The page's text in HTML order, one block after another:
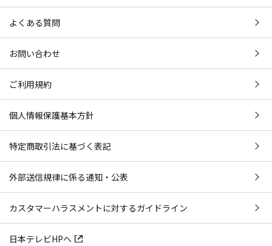
よくある質問
お問い合わせ
ご利用規約
個人情報保護基本方針
特定商取引法に基づく表記
外部送信規律に係る通知・公表
カスタマーハラスメントに対するガイドライン
日本テレビHPへ